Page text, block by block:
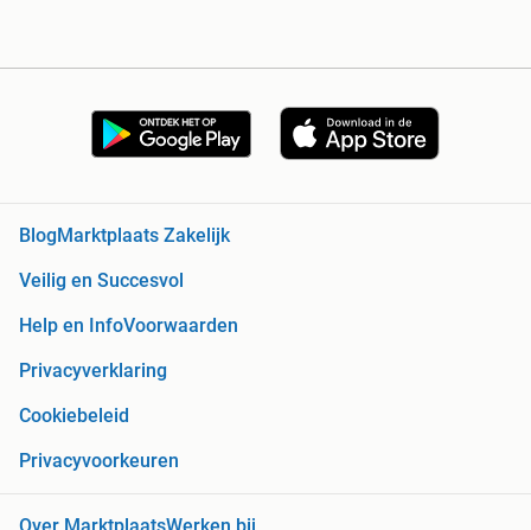
BlogMarktplaats Zakelijk
Veilig en Succesvol
Help en InfoVoorwaarden
Privacyverklaring
Cookiebeleid
Privacyvoorkeuren